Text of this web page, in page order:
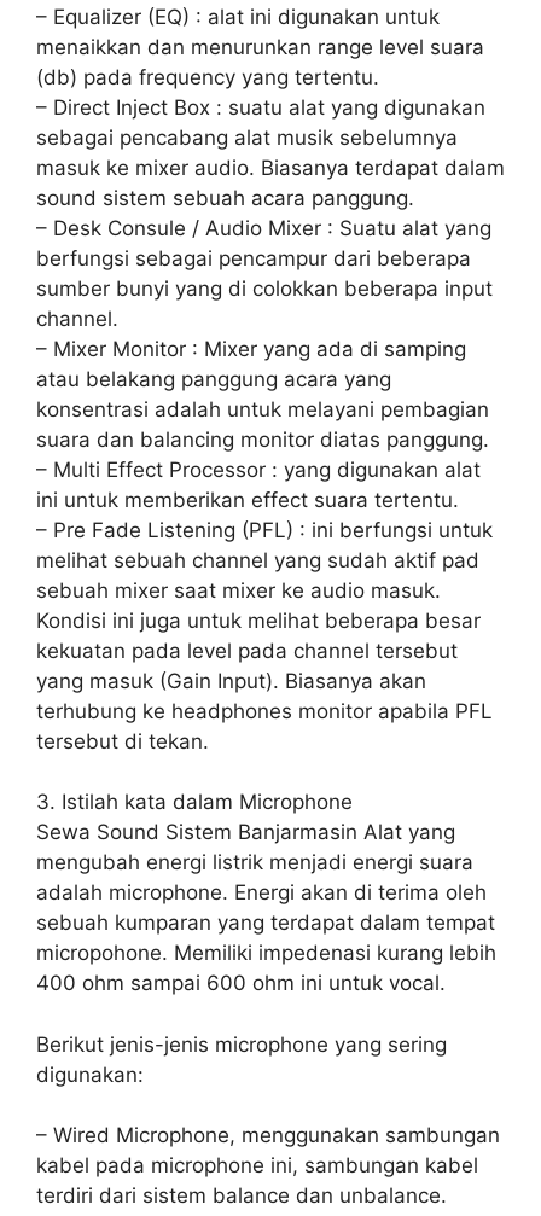
– Equalizer (EQ) : alat ini digunakan untuk
menaikkan dan menurunkan range level suara
(db) pada frequency yang tertentu.
– Direct Inject Box : suatu alat yang digunakan
sebagai pencabang alat musik sebelumnya
masuk ke mixer audio. Biasanya terdapat dalam
sound sistem sebuah acara panggung.
– Desk Consule / Audio Mixer : Suatu alat yang
berfungsi sebagai pencampur dari beberapa
sumber bunyi yang di colokkan beberapa input
channel.
– Mixer Monitor : Mixer yang ada di samping
atau belakang panggung acara yang
konsentrasi adalah untuk melayani pembagian
suara dan balancing monitor diatas panggung.
– Multi Effect Processor : yang digunakan alat
ini untuk memberikan effect suara tertentu.
– Pre Fade Listening (PFL) : ini berfungsi untuk
melihat sebuah channel yang sudah aktif pad
sebuah mixer saat mixer ke audio masuk.
Kondisi ini juga untuk melihat beberapa besar
kekuatan pada level pada channel tersebut
yang masuk (Gain Input). Biasanya akan
terhubung ke headphones monitor apabila PFL
tersebut di tekan.
3. Istilah kata dalam Microphone
Sewa Sound Sistem Banjarmasin Alat yang
mengubah energi listrik menjadi energi suara
adalah microphone. Energi akan di terima oleh
sebuah kumparan yang terdapat dalam tempat
micropohone. Memiliki impedenasi kurang lebih
400 ohm sampai 600 ohm ini untuk vocal.
Berikut jenis-jenis microphone yang sering
digunakan:
– Wired Microphone, menggunakan sambungan
kabel pada microphone ini, sambungan kabel
terdiri dari sistem balance dan unbalance.